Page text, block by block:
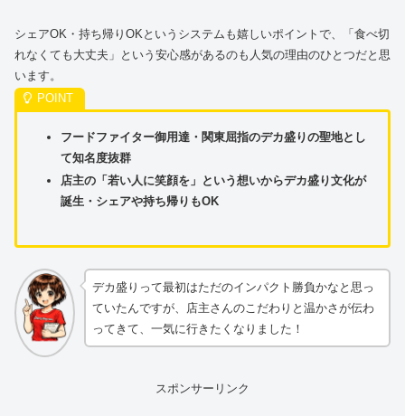
シェアOK・持ち帰りOKというシステムも嬉しいポイントで、「食べ切
れなくても大丈夫」という安心感があるのも人気の理由のひとつだと思
います。
フードファイター御用達・関東屈指のデカ盛りの聖地とし
て知名度抜群
店主の「若い人に笑顔を」という想いからデカ盛り文化が
誕生・シェアや持ち帰りもOK
デカ盛りって最初はただのインパクト勝負かなと思っ
ていたんですが、店主さんのこだわりと温かさが伝わ
ってきて、一気に行きたくなりました！
スポンサーリンク